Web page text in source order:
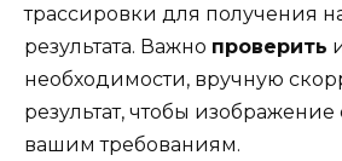
трассировки для получения
результата. Важно проверить
необходимости, вручную
результат, чтобы изображение
вашим требованиям.